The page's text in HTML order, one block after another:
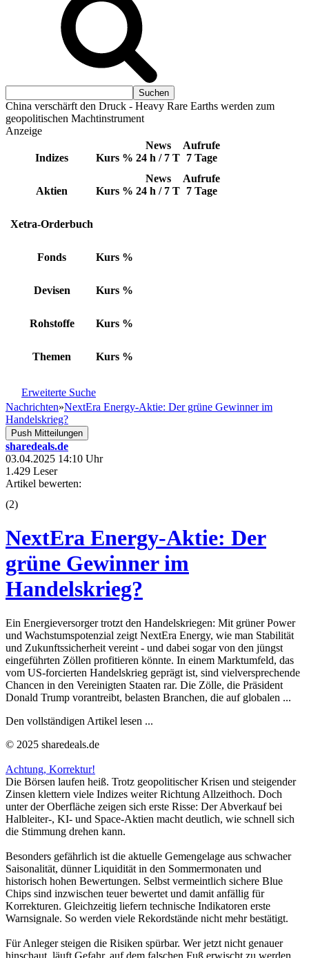
China verschärft den Druck - Heavy Rare Earths werden zum
geopolitischen Machtinstrument
Anzeige
Indizes Kurs %
News
24 h / 7 T
Aufrufe
7 Tage
Aktien Kurs %
News
24 h / 7 T
Aufrufe
7 Tage
Xetra-Orderbuch
Fonds Kurs %
Devisen Kurs %
Rohstoffe Kurs %
Themen Kurs %
Erweiterte Suche
Nachrichten»NextEra Energy-Aktie: Der grüne Gewinner im
Handelskrieg?
Push Mitteilungen
sharedeals.de
03.04.2025 14:10 Uhr
1.429 Leser
Artikel bewerten:
(2)
NextEra Energy-Aktie: Der
grüne Gewinner im
Handelskrieg?
Ein Energieversorger trotzt den Handelskriegen: Mit grüner Power
und Wachstumspotenzial zeigt NextEra Energy, wie man Stabilität
und Zukunftssicherheit vereint - und dabei sogar von den jüngst
eingeführten Zöllen profitieren könnte. In einem Marktumfeld, das
vom US-forcierten Handelskrieg geprägt ist, sind vielversprechende
Chancen in den Vereinigten Staaten rar. Die Zölle, die Präsident
Donald Trump vorantreibt, belasten Branchen, die auf globalen ...
Den vollständigen Artikel lesen ...
© 2025 sharedeals.de
Achtung, Korrektur!
Die Börsen laufen heiß. Trotz geopolitischer Krisen und steigender
Zinsen klettern viele Indizes weiter Richtung Allzeithoch. Doch
unter der Oberfläche zeigen sich erste Risse: Der Abverkauf bei
Halbleiter-, KI- und Space-Aktien macht deutlich, wie schnell sich
die Stimmung drehen kann.
Besonders gefährlich ist die aktuelle Gemengelage aus schwacher
Saisonalität, dünner Liquidität in den Sommermonaten und
historisch hohen Bewertungen. Selbst vermeintlich sichere Blue
Chips sind inzwischen teuer bewertet und damit anfällig für
Korrekturen. Gleichzeitig liefern technische Indikatoren erste
Warnsignale. So werden viele Rekordstände nicht mehr bestätigt.
Für Anleger steigen die Risiken spürbar. Wer jetzt nicht genauer
hinschaut, läuft Gefahr, auf dem falschen Fuß erwischt zu werden.